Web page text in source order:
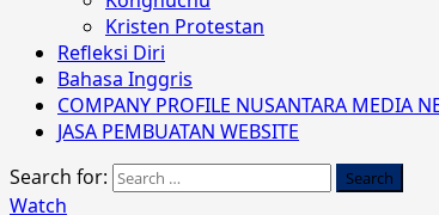
Kristen Protestan
Refleksi Diri
Bahasa Inggris
COMPANY PROFILE NUSANTARA MEDIA
JASA PEMBUATAN WEBSITE
Search for:
Watch